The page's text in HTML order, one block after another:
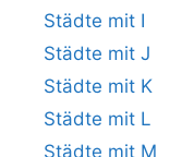
Städte mit I
Städte mit J
Städte mit K
Städte mit L
Städte mit M